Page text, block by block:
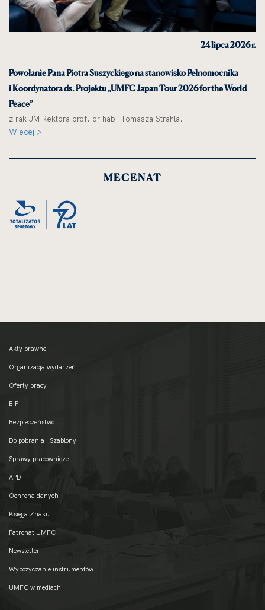
24 lipca 2026 r.
Powołanie Pana Piotra Suszyckiego na stanowisko Pełnomocnika
i Koordynatora ds. Projektu „UMFC Japan Tour 2026 for the World
Peace”
z rąk JM Rektora prof. dr hab. Tomasza Strahla.
Więcej >
MECENAT
Akty prawne
Organizacja wydarzeń
Oferty pracy
BIP
Bezpieczeństwo
Do pobrania | Szablony
Sprawy pracownicze
APD
Ochrona danych
Księga Znaku
Patronat UMFC
Newsletter
Wypożyczanie instrumentów
UMFC w mediach